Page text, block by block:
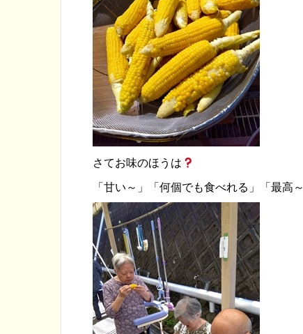
さてお味のほうは
「甘い～」「何個でも食べれる」「最高～